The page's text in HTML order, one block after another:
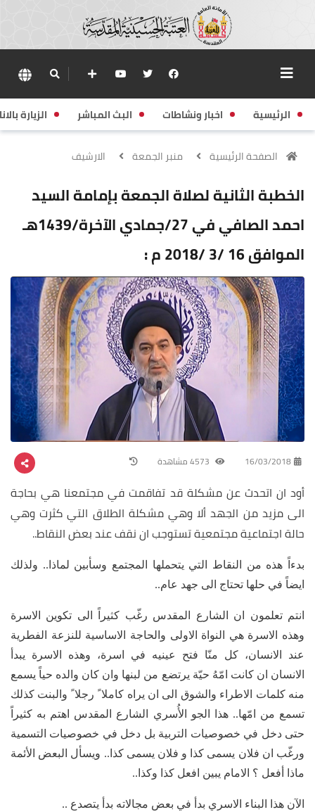
الرئيسية اخبار ونشاطات البث المباشر الزيارة
الصفحة الرئيسية منبر الجمعة الارشيف
الخطبة الثانية لصلاة الجمعة بإمامة السيد
احمد الصافي في 27/جمادي الآخرة/1439هـ
الموافق 16 /3 /2018 م :
16/03/2018
أود ان اتحدث عن مشكلة قد تفاقمت في مجتمعنا هي بحاجة
الى مزيد من الجهد ألا وهي مشكلة الطلاق التي كثرت وهي
حالة اجتماعية مجتمعية تستوجب ان نقف عند بعض النقاط..
بدءاً هذه من النقاط التي يتحملها المجتمع وسأبين لماذا.. ولذلك
ايضاً في حلها تحتاج الى جهد عام..
انتم تعلمون ان الشارع المقدس رغّب كثيراً الى تكوين الاسرة
وهذه الاسرة هي النواة الاولى والحاجة الاساسية للنزعة الفطرية
عند الانسان، كل منّا فتح عينيه في اسرة، وهذه الاسرة يبدأ
الانسان ان كانت امّهُ حيّة يرتضع من لبنها وان كان والده حياً يسمع
منه كلمات الاطراء والشوق الى ان يراه كاملا ً رجلا ً والبنت كذلك
تسمع من امّها.. هذا الجو الأُسري الشارع المقدس اهتم به كثيراً
حتى دخل في خصوصيات التربية بل دخل في خصوصيات التسمية
ورغّب ان فلان يسمى كذا و فلان يسمى كذا.. ويسأل البعض الأئمة
ماذا أفعل ؟ الامام يبين افعل كذا وكذا..
الآن هذا البناء الاسري بدأ في بعض مجالاته بدأ يتصدع ..